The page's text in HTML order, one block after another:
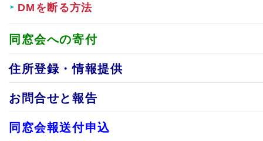
DMを断る方法
同窓会への寄付
住所登録・情報提供
お問合せと報告
同窓会報送付申込